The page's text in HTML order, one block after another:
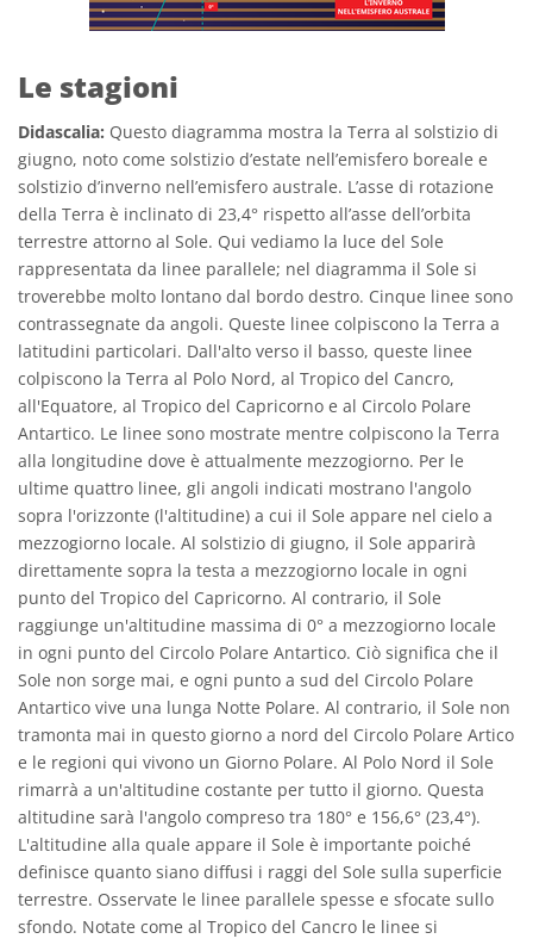
Le stagioni
Didascalia: Questo diagramma mostra la Terra al solstizio di
giugno, noto come solstizio d’estate nell’emisfero boreale e
solstizio d’inverno nell’emisfero australe. L’asse di rotazione
della Terra è inclinato di 23,4° rispetto all’asse dell’orbita
terrestre attorno al Sole. Qui vediamo la luce del Sole
rappresentata da linee parallele; nel diagramma il Sole si
troverebbe molto lontano dal bordo destro. Cinque linee sono
contrassegnate da angoli. Queste linee colpiscono la Terra a
latitudini particolari. Dall'alto verso il basso, queste linee
colpiscono la Terra al Polo Nord, al Tropico del Cancro,
all'Equatore, al Tropico del Capricorno e al Circolo Polare
Antartico. Le linee sono mostrate mentre colpiscono la Terra
alla longitudine dove è attualmente mezzogiorno. Per le
ultime quattro linee, gli angoli indicati mostrano l'angolo
sopra l'orizzonte (l'altitudine) a cui il Sole appare nel cielo a
mezzogiorno locale. Al solstizio di giugno, il Sole apparirà
direttamente sopra la testa a mezzogiorno locale in ogni
punto del Tropico del Capricorno. Al contrario, il Sole
raggiunge un'altitudine massima di 0° a mezzogiorno locale
in ogni punto del Circolo Polare Antartico. Ciò significa che il
Sole non sorge mai, e ogni punto a sud del Circolo Polare
Antartico vive una lunga Notte Polare. Al contrario, il Sole non
tramonta mai in questo giorno a nord del Circolo Polare Artico
e le regioni qui vivono un Giorno Polare. Al Polo Nord il Sole
rimarrà a un'altitudine costante per tutto il giorno. Questa
altitudine sarà l'angolo compreso tra 180° e 156,6° (23,4°).
L'altitudine alla quale appare il Sole è importante poiché
definisce quanto siano diffusi i raggi del Sole sulla superficie
terrestre. Osservate le linee parallele spesse e sfocate sullo
sfondo. Notate come al Tropico del Cancro le linee si